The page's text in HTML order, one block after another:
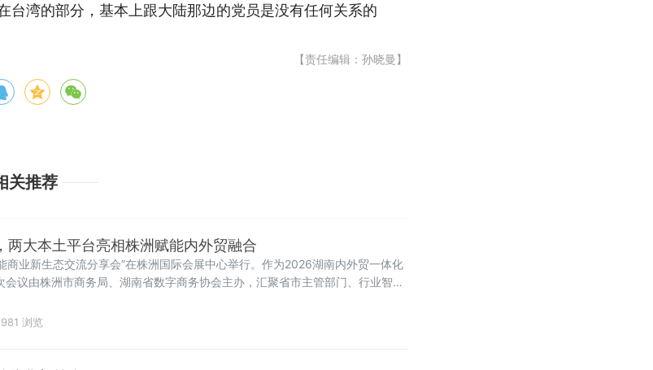
湾的部分，基本上跟大陆那边的党员是没有任何关系的
【责任编辑：孙晓曼】
关推荐
大本土平台亮相株洲赋能内外贸融合
业新生态交流分享会”在株洲国际会展中心举行。作为2026湖南内外贸一体化
议由株洲市商务局、湖南省数字商务协会主办，汇聚省市主管部门、行业智库
辞 浏览